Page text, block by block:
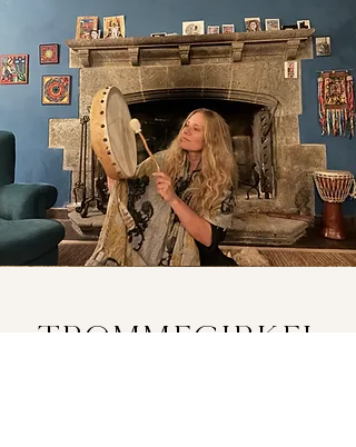
TRoMMECIRKEL